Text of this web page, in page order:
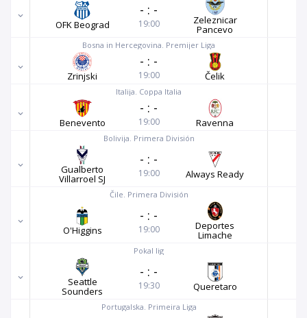
OFK Beograd
- : -
19:00 Zeleznicar
Pancevo
Bosna in Hercegovina. Premijer Liga
Zrinjski
- : -
19:00 Čelik
Italija. Coppa Italia
Benevento
- : -
19:00 Ravenna
Bolivija. Primera División
Gualberto
Villarroel SJ
- : -
19:00 Always Ready
Čile. Primera División
O'Higgins
- : -
19:00 Deportes
Limache
Pokal lig
Seattle
Sounders
- : -
19:30 Queretaro
Portugalska. Primeira Liga